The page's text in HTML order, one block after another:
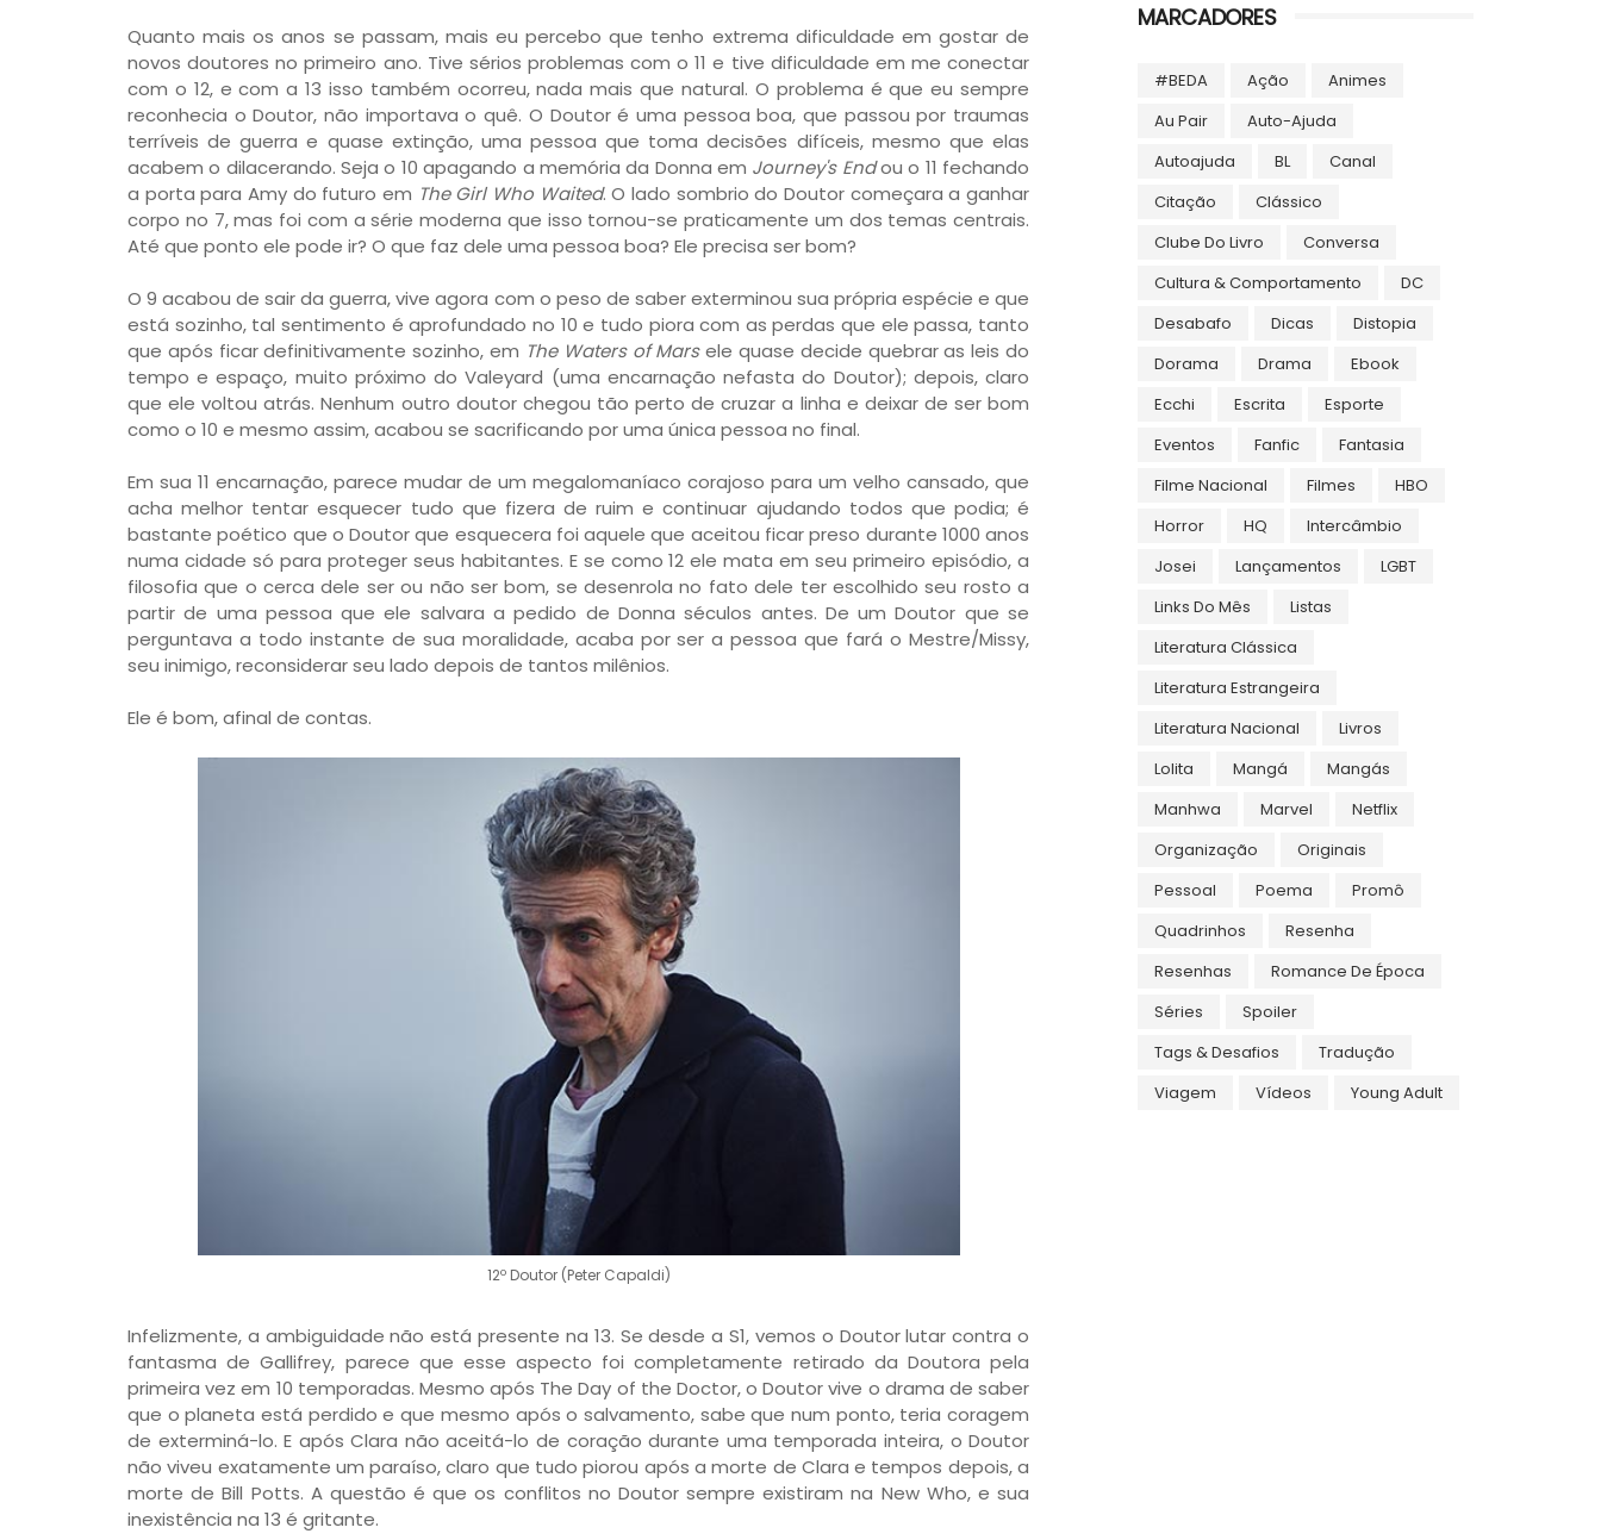
Quanto mais os anos se passam, mais eu percebo que tenho extrema dificuldade em gostar de
novos doutores no primeiro ano. Tive sérios problemas com o 11 e tive dificuldade em me conectar
com o 12, e com a 13 isso também ocorreu, nada mais que natural. O problema é que eu sempre
reconhecia o Doutor, não importava o quê. O Doutor é uma pessoa boa, que passou por traumas
terríveis de guerra e quase extinção, uma pessoa que toma decisões difíceis, mesmo que elas
acabem o dilacerando. Seja o 10 apagando a memória da Donna em Journey's Endou o 11 fechando
a porta para Amy do futuro em The Girl Who Waited. O lado sombrio do Doutor começara a ganhar
corpo no 7, mas foi com a série moderna que isso tornou-se praticamente um dos temas centrais.
Até que ponto ele pode ir? O que faz dele uma pessoa boa? Ele precisa ser bom?
O 9 acabou de sair da guerra, vive agora com o peso de saber exterminou sua própria espécie e que
está sozinho, tal sentimento é aprofundado no 10 e tudo piora com as perdas que ele passa, tanto
que após ficar definitivamente sozinho, em The Waters of Marsele quase decide quebrar as leis do
tempo e espaço, muito próximo do Valeyard (uma encarnação nefasta do Doutor); depois, claro
que ele voltou atrás. Nenhum outro doutor chegou tão perto de cruzar a linha e deixar de ser bom
como o 10 e mesmo assim, acabou se sacrificando por uma única pessoa no final.
Em sua 11 encarnação, parece mudar de um megalomaníaco corajoso para um velho cansado, que
acha melhor tentar esquecer tudo que fizera de ruim e continuar ajudando todos que podia; é
bastante poético que o Doutor que esquecera foi aquele que aceitou ficar preso durante 1000 anos
numa cidade só para proteger seus habitantes. E se como 12 ele mata em seu primeiro episódio, a
filosofia que o cerca dele ser ou não ser bom, se desenrola no fato dele ter escolhido seu rosto a
partir de uma pessoa que ele salvara a pedido de Donna séculos antes. De um Doutor que se
perguntava a todo instante de sua moralidade, acaba por ser a pessoa que fará o Mestre/Missy,
seu inimigo, reconsiderar seu lado depois de tantos milênios.
Ele é bom, afinal de contas.
12º Doutor (Peter Capaldi)
Infelizmente, a ambiguidade não está presente na 13. Se desde a S1, vemos o Doutor lutar contra o
fantasma de Gallifrey, parece que esse aspecto foi completamente retirado da Doutora pela
primeira vez em 10 temporadas. Mesmo após The Day of the Doctor, o Doutor vive o drama de saber
que o planeta está perdido e que mesmo após o salvamento, sabe que num ponto, teria coragem
de exterminá-lo. E após Clara não aceitá-lo de coração durante uma temporada inteira, o Doutor
não viveu exatamente um paraíso, claro que tudo piorou após a morte de Clara e tempos depois, a
morte de Bill Potts. A questão é que os conflitos no Doutor sempre existiram na New Who, e sua
inexistência na 13 é gritante.
MARCADORES
#BEDA Ação
Animes
Au Pair
Auto-Ajuda
Autoajuda
BL
Canal
Citação
Clássico
Clube Do Livro
Conversa
Cultura & Comportamento
DC
Desabafo
Dicas
Distopia
Dorama
Drama
Ebook
Ecchi
Escrita
Esporte
Eventos
Fanfic
Fantasia
Filme Nacional
Filmes
HBO
Horror
HQ
Intercâmbio
Josei
Lançamentos
LGBT
Links Do Mês
Listas
Literatura Clássica
Literatura Estrangeira
Literatura Nacional
Livros
Lolita
Mangá
Mangás
Manhwa
Marvel
Netflix
Organização
Originais
Pessoal
Poema
Promô
Quadrinhos
Resenha
Resenhas
Romance De Época
Séries
Spoiler
Tags & Desafios
Tradução
Viagem
Vídeos Young Adult